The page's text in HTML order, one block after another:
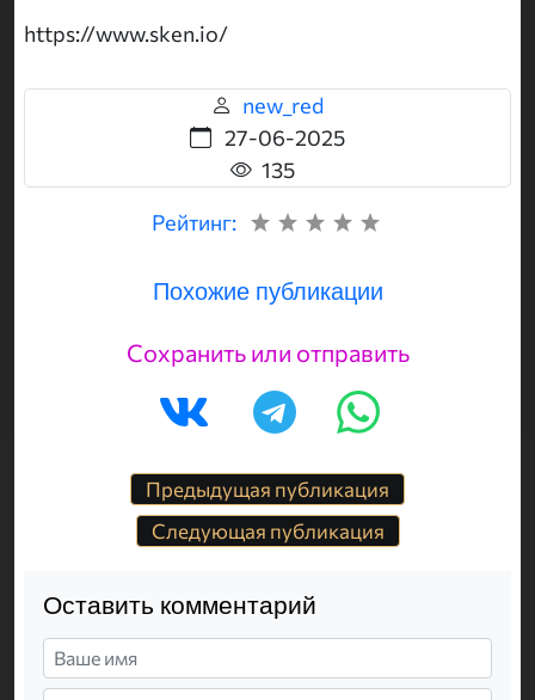
https://www.sken.io/
new_red
27-06-2025
135
Рейтинг:
Похожие публикации
Сохранить или отправить
Предыдущая публикация
Следующая публикация
Оставить комментарий